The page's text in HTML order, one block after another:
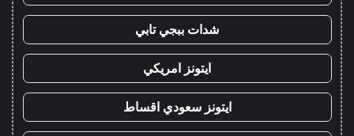
شدات ببجي تابي
ايتونز امريكي
ايتونز سعودي اقساط